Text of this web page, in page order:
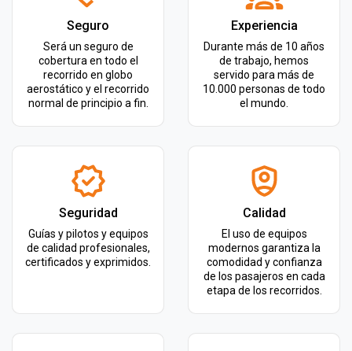
Seguro
Será un seguro de
cobertura en todo el
recorrido en globo
aerostático y el recorrido
normal de principio a fin.
Experiencia
Durante más de 10 años
de trabajo, hemos
servido para más de
10.000 personas de todo
el mundo.
Seguridad
Guías y pilotos y equipos
de calidad profesionales,
certificados y exprimidos.
Calidad
El uso de equipos
modernos garantiza la
comodidad y confianza
de los pasajeros en cada
etapa de los recorridos.